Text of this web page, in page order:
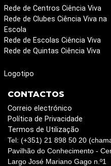
Rede de Centros Ciência Viva
Rede de Clubes Ciência Viva na
Escola
Rede de Escolas Ciência Viva
Rede de Quintas Ciência Viva
Logotipo
CONTACTOS
Correio electrónico
Política de Privacidade
Termos de Utilização
Tel: (+351) 21 898 50 20
Pavilhão do Conhecimento -
Largo José Mariano Gago n.º1